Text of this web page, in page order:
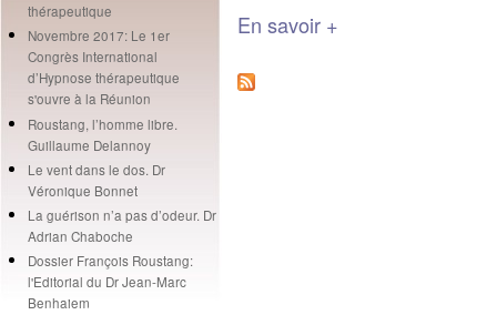
thérapeutique
Novembre 2017: Le 1er
Congrès International
d’Hypnose thérapeutique
s'ouvre à la Réunion
Roustang, l’homme libre.
Guillaume Delannoy
Le vent dans le dos. Dr
Véronique Bonnet
La guérison n’a pas d’odeur. Dr
Adrian Chaboche
Dossier François Roustang:
l'Editorial du Dr Jean-Marc
Benhaiem
En savoir +